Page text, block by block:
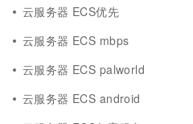
云服务器 ECS优先
云服务器 ECS mbps
云服务器 ECS palworld
云服务器 ECS android